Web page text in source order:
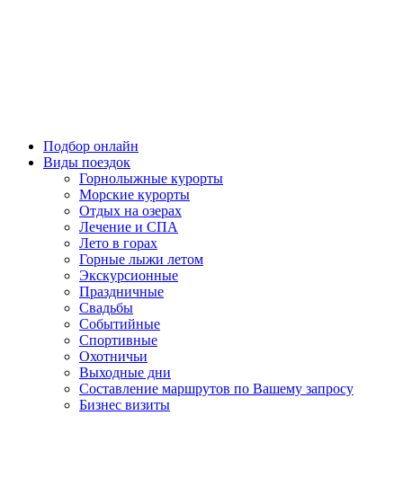
Подбор онлайн
Виды поездок
Горнолыжные курорты
Морские курорты
Отдых на озерах
Лечение и СПА
Лето в горах
Горные лыжи летом
Экскурсионные
Праздничные
Свадьбы
Событийные
Спортивные
Охотничьи
Выходные дни
Составление маршрутов по Вашему запросу
Бизнес визиты